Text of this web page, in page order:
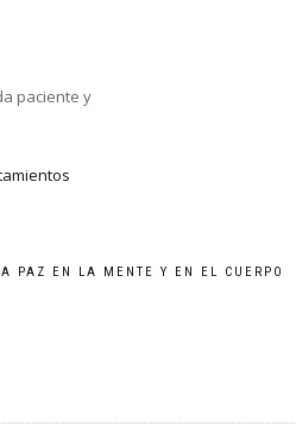
paciente y
PAZ EN LA MENTE Y EN EL CUERPO